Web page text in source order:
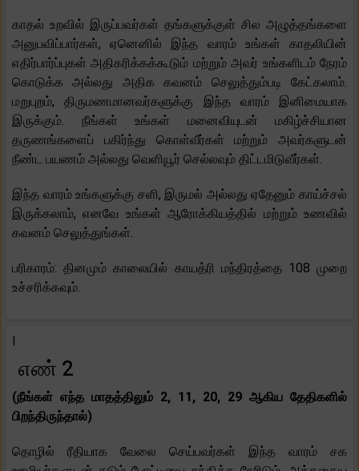
காதல் உறவில் இருப்பவர்கள் தங்களுக்குள் சில அழுத்தங்களை
அனுபவிப்பார்கள், ஏனெனில் இந்த வாரம் உங்கள் காதலியின்
எதிர்பார்ப்புகள் அதிகரிக்கக்கூடும் மற்றும் அவர் உங்களிடம் நேரம்
கொடுக்க அல்லது அதிக கவனம் செலுத்தும்படி கேட்கலாம்.
மறுபுறம், திருமணமானவர்களுக்கு இந்த வாரம் இனிமையாக
இருக்கும். நீங்கள் உங்கள் மனைவியுடன் மகிழ்ச்சியான
தருணங்களைப் பகிர்ந்து கொள்வீர்கள் மற்றும் அவர்களுடன்
நீண்ட பயணம் அல்லது வெளியூர் செல்லவும் திட்டமிடுவீர்கள்.
இந்த வாரம் உங்களுக்கு சளி, இருமல் அல்லது ஏதேனும் காய்ச்சல்
இருக்கலாம், எனவே உங்கள் ஆரோக்கியத்தில் மற்றும் உணவில்
கவனம் செலுத்துங்கள்.
பரிகாரம்: தினமும் காலையில் காயத்ரி மந்திரத்தை 108 முறை
உச்சரிக்கவும்.
|
எண் 2
(நீங்கள் எந்த மாதத்திலும் 2, 11, 20, 29 ஆகிய தேதிகளில்
பிறந்திருந்தால்)
தொழில் ரீதியாக வேலை செய்பவர்கள் இந்த வாரம் சக